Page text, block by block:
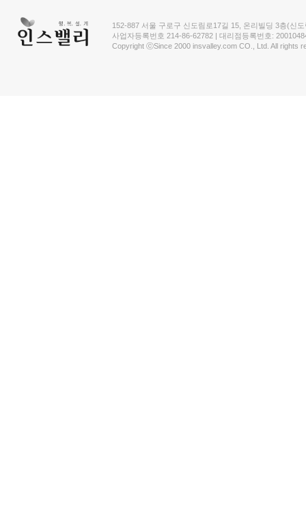
152-887 서울 구로구 신도림로17길 15, 온리빌딩 3층(신
사업자등록번호 214-86-62782 | 대리점등록번호:
Copyright ⓒSince 2000 insvalley.com CO., Ltd. All rights